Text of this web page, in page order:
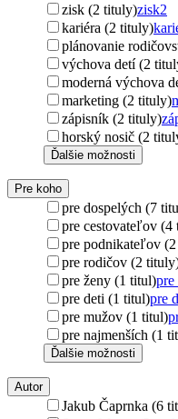
zisk (2 tituly)zisk2
kariéra (2 tituly)
plánovanie
výchova detí (2
moderná výchova
marketing (2 tituly)
zápisník (2 tituly)
horský nosič (2
Ďalšie možnosti
Pre koho
pre dospelých (7
pre cestovateľov (4
pre podnikateľov
pre rodičov (2
pre ženy (1 titul)pre
pre deti (1 titul)pre
pre mužov (1 titul)
pre najmenších (1
Ďalšie možnosti
Autor
Jakub Čaprnka (6